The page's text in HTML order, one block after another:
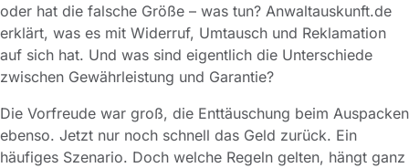
oder hat die falsche Größe – was tun? Anwaltauskunft.de
erklärt, was es mit Widerruf, Umtausch und Reklamation
auf sich hat. Und was sind eigentlich die Unterschiede
zwischen Gewährleistung und Garantie?
Die Vorfreude war groß, die Enttäuschung beim Auspacken
ebenso. Jetzt nur noch schnell das Geld zurück. Ein
häufiges Szenario. Doch welche Regeln gelten, hängt ganz